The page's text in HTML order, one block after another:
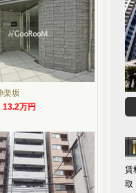
楽坂
13.2万円